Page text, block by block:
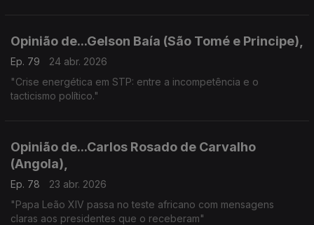
Opinião de...Gelson Baía (São Tomé e Principe),
Ep. 79
24 abr. 2026
"Crise energética em STP: entre a incompetência e o
tacticismo político."
Opinião de...Carlos Rosado de Carvalho
(Angola),
Ep. 78
23 abr. 2026
"Papa Leão XIV passa no teste africano com mensagens
claras aos presidentes que o receberam"